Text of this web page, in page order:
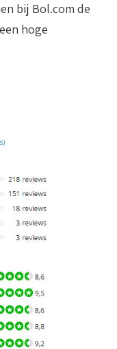
bij Bol.com de
hoge